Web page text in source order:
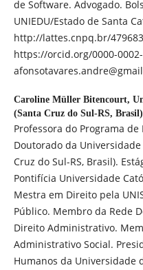
de Software. Advogado.
UNIEDU/Estado de Santa
http://lattes.cnpq.br/
https://orcid.org/0000-
Caroline Müller Bitencourt,
(Santa Cruz do Sul-RS, Brasil)
Professora do Programa
Doutorado da
Cruz do Sul-RS, Brasil).
Pontifícia Universidade
Mestra em Direito pela
Público. Membro da Rede
Direito Administrativo.
Administrativo Social.
Humanos da Universidade